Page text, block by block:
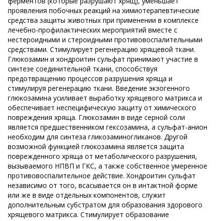
проявления побочных реакций на химиотерапевтические
средства защиты животных при применении в комплексе
лечебно-профилактических мероприятий вместе с
нестероидными и стероидными противовоспалительными
средствами. Стимулирует регенерацию хрящевой ткани.
Глюкозамин и хондроитин сульфат принимают участие в
синтезе соединительной ткани, способствуя
предотвращению процессов разрушения хряща и
стимулируя регенерацию ткани. Введение экзогенного
глюкозамина усиливает выработку хрящевого матрикса и
обеспечивает неспецифическую защиту от химического
повреждения хряща. Глюкозамин в виде серной соли
является предшественником гексозамина, а сульфат-анион
необходим для синтеза гликозаминогликанов. Другой
возможной функцией глюкозамина является защита
поврежденного хряща от метаболического разрушения,
вызываемого НПВП и ГКС, а также собственное умеренное
противовоспалительное действие. Хондроитин сульфат
независимо от того, всасывается он в интактной форме
или же в виде отдельных компонентов, служит
дополнительным субстратом для образования здорового
хрящевого матрикса. Стимулирует образование